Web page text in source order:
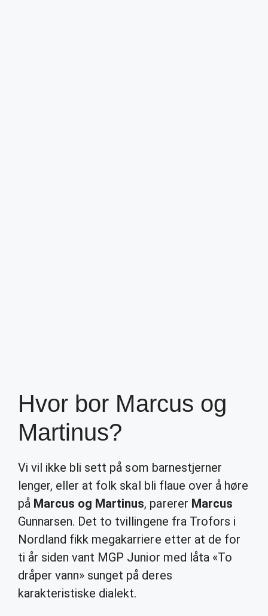
Hvor bor Marcus og
Martinus?
Vi vil ikke bli sett på som barnestjerner
lenger, eller at folk skal bli flaue over å høre
på Marcus og Martinus, parerer Marcus
Gunnarsen. Det to tvillingene fra Trofors i
Nordland fikk megakarriere etter at de for
ti år siden vant MGP Junior med låta «To
dråper vann» sunget på deres
karakteristiske dialekt.